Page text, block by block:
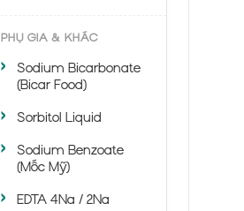
PHỤ GIA & KHÁC
Sodium Bicarbonate
(Bicar Food)
Sorbitol Liquid
Sodium Benzoate
(Mốc Mỹ)
EDTA 4Na / 2Na